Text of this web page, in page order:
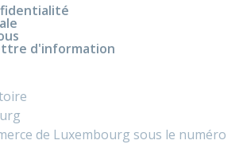
d'information
de Luxembourg sous le numéro